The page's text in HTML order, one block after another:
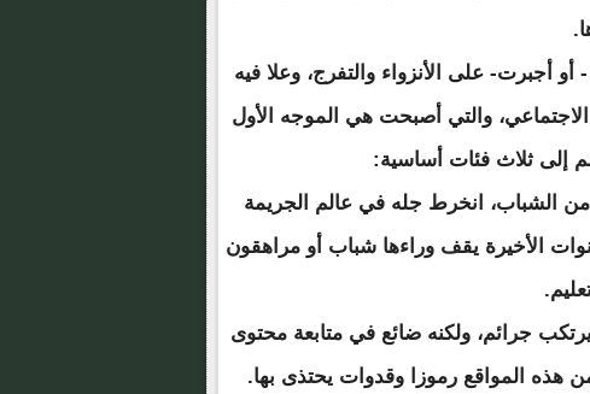
أجبرت- على الأنزواء والتفرج، وعلا فيه
والتي أصبحت هي الموجه الأول
إلى ثلاث فئات أساسية:
الشباب، انخرط جله في عالم الجريمة
الأخيرة يقف وراءها شباب أو مراهقون
جرائم، ولكنه ضائع في متابعة محتوى
هذه المواقع رموزا وقدوات يحتذى بها.